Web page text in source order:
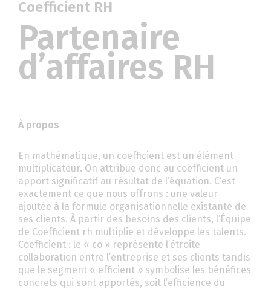
Coefficient RH
Partenaire
d’affaires RH
À propos
En mathématique, un coefficient est un élément
multiplicateur. On attribue donc au coefficient un
apport significatif au résultat de l’équation. C’est
exactement ce que nous offrons : une valeur
ajoutée à la formule organisationnelle existante de
ses clients. À partir des besoins des clients, l’Équipe
de Coefficient rh multiplie et développe les talents.
Coefficient : le « co » représente l’étroite
collaboration entre l’entreprise et ses clients tandis
que le segment « efficient » symbolise les bénéfices
concrets qui sont apportés, soit l’efficience du